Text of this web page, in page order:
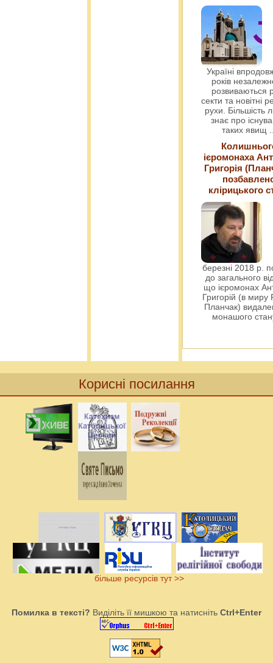
Україні
років
розвиваються
секти та новітні
рухи. Більшість
знає про
таких явищ
ієромонаха
Григорія
клірицького
березні 2018 р.
до загального
що ієромонах
Григорій (в миру
Планчак)
монашого
Корисні посилання
більше ресурсів тут >>
Помилка в тексті? Виділіть її мишкою та натисніть Ctrl+Enter